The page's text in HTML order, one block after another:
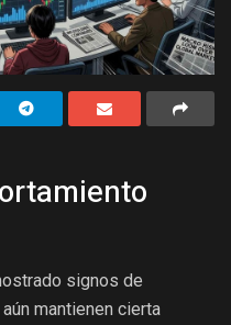
signos de
mantienen cierta